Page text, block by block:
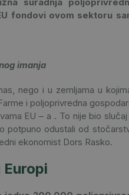
fondovi ovom sektoru
imanja
nego i u zemljama u
i poljoprivredna
EU – a . To nije bio
potpuno odustali od
ekonomist Dors Rasko.